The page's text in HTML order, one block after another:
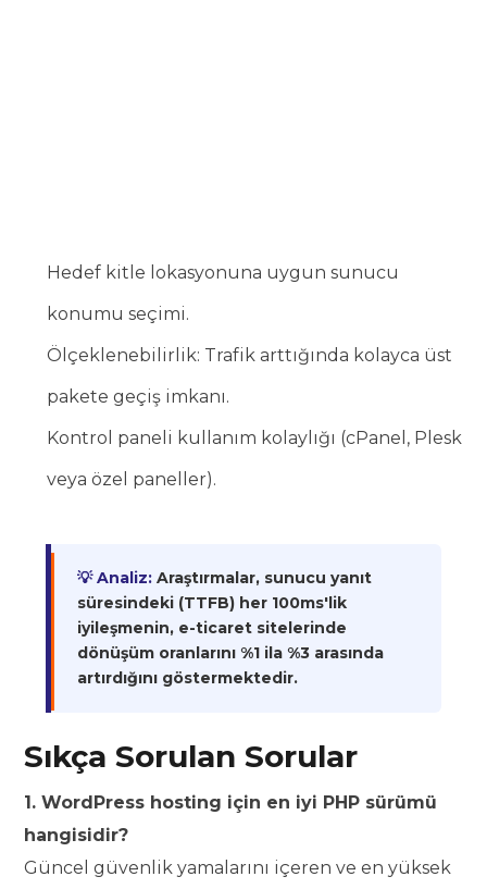
Hedef kitle lokasyonuna uygun sunucu
konumu seçimi.
Ölçeklenebilirlik: Trafik arttığında kolayca üst
pakete geçiş imkanı.
Kontrol paneli kullanım kolaylığı (cPanel, Plesk
veya özel paneller).
💡 Analiz: Araştırmalar, sunucu yanıt
süresindeki (TTFB) her 100ms'lik
iyileşmenin, e-ticaret sitelerinde
dönüşüm oranlarını %1 ila %3 arasında
artırdığını göstermektedir.
Sıkça Sorulan Sorular
1. WordPress hosting için en iyi PHP sürümü
hangisidir?
Güncel güvenlik yamalarını içeren ve en yüksek